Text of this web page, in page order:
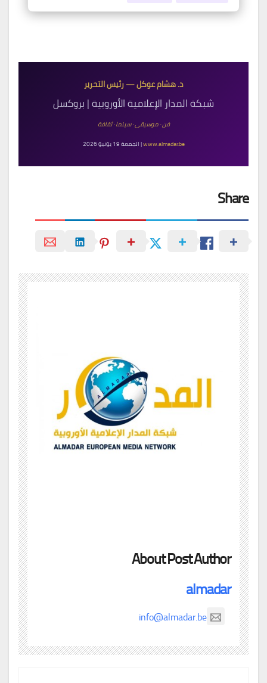
د. هشام عوكل — رئيس التحرير
شبكة المدار الإعلامية الأوروبية | بروكسل
فن · موسيقى · سينما · ثقافة
www.almadar.be| الجمعة 19 يونيو 2026
Share
About Post Author
almadar
info@almadar.be